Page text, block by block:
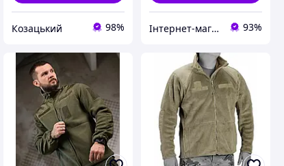
Козацький 98% Інтернет-магазин Look 100 Clothes 93%